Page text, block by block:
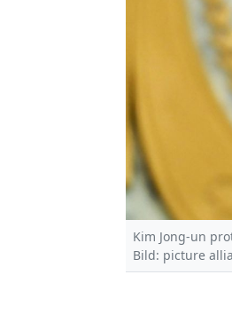
Kim Jong-un
Bild: picture